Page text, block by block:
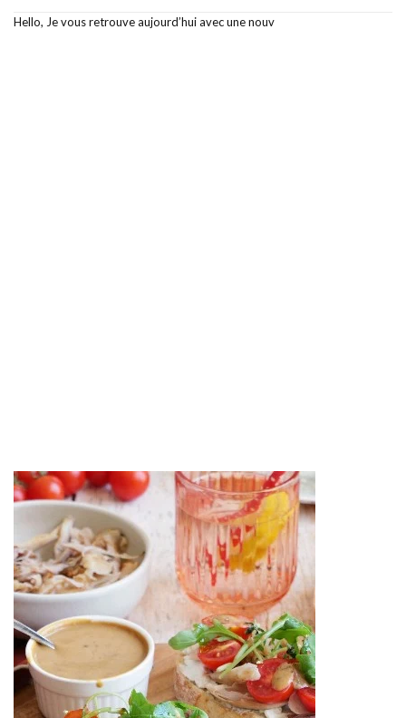
Hello, Je vous retrouve aujourd’hui avec une nouv